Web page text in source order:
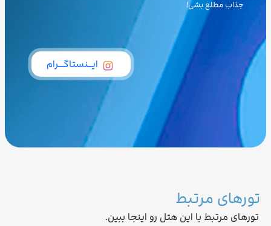
جذاب مطلع بشی!
ایــنستاگـــرام
تورهای مرتبط
تورهای مرتبط با این هتل رو اینجا ببین.